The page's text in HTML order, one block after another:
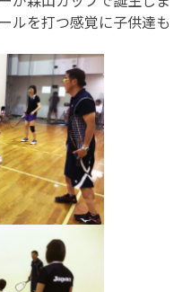
ルを打つ感覚に子供達も